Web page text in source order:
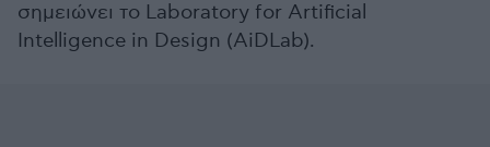
σημειώνει το Laboratory for Artificial
Intelligence in Design (AiDLab).